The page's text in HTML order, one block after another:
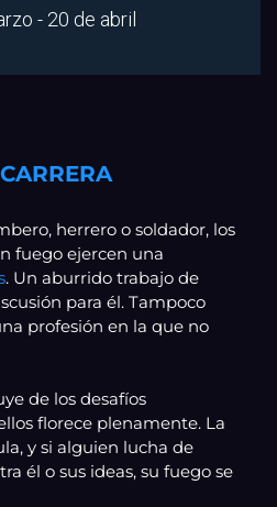
- 20 de abril
herrero o soldador, los
fuego ejercen una
. Un aburrido trabajo de
para él. Tampoco
profesión en la que no
de los desafíos
florece plenamente. La
y si alguien lucha de
él o sus ideas, su fuego se